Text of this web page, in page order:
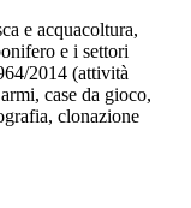
e acquacoltura,
e i settori
2014 (attività
case da gioco,
clonazione